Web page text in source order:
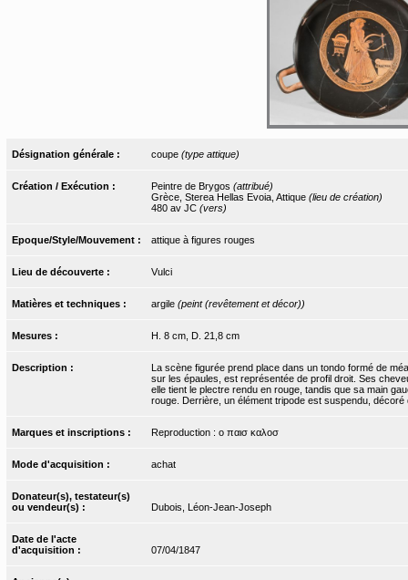
Désignation générale : coupe (type attique)
Création / Exécution : Peintre de Brygos (attribué)
Grèce, Sterea Hellas Evoia, Attique (lieu de création)
480 av JC (vers)
Epoque/Style/Mouvement : attique à figures rouges
Lieu de découverte : Vulci
Matières et techniques : argile (peint (revêtement et décor))
Mesures : H. 8 cm, D. 21,8 cm
Description :
La scène figurée prend place dans un tondo formé de
sur les épaules, est représentée de profil droit. Ses
elle tient le plectre rendu en rouge, tandis que sa main
rouge. Derrière, un élément tripode est suspendu,
Marques et inscriptions : Reproduction : ο παισ καλοσ
Mode d'acquisition : achat
Donateur(s), testateur(s)
ou vendeur(s) :
Dubois, Léon-Jean-Joseph
Date de l'acte
d'acquisition :
07/04/1847